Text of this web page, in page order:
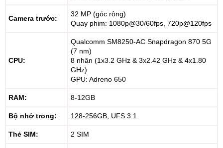
Camera trước:
32 MP (góc rộng)
Quay phim: 1080p@30/60fps, 720p@120fps
CPU:
Qualcomm SM8250-AC Snapdragon 870 5G
(7 nm)
8 nhân (1x3.2 GHz & 3x2.42 GHz & 4x1.80
GHz)
GPU: Adreno 650
RAM: 8-12GB
Bộ nhớ trong: 128-256GB, UFS 3.1
Thẻ SIM: 2 SIM